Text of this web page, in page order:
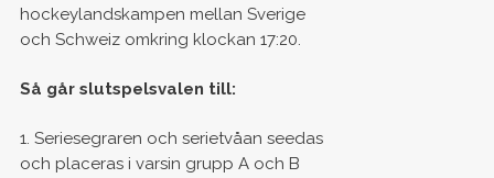
hockeylandskampen mellan Sverige
och Schweiz omkring klockan 17:20.
Så går slutspelsvalen till:
1. Seriesegraren och serietvåan seedas
och placeras i varsin grupp A och B